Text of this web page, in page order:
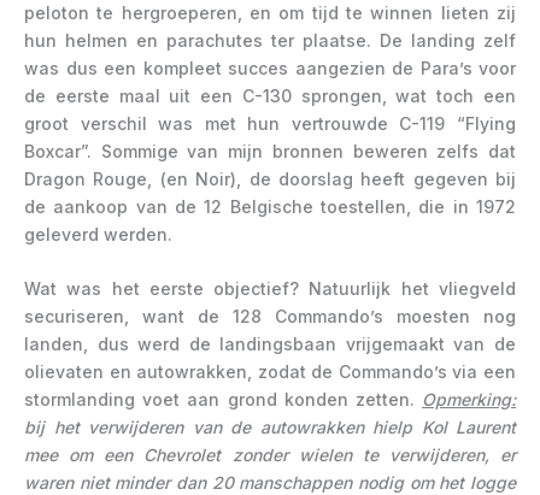
peloton te hergroeperen, en om tijd te winnen lieten zij
hun helmen en parachutes ter plaatse. De landing zelf
was dus een kompleet succes aangezien de Para’s voor
de eerste maal uit een C-130 sprongen, wat toch een
groot verschil was met hun vertrouwde C-119 “Flying
Boxcar”. Sommige van mijn bronnen beweren zelfs dat
Dragon Rouge, (en Noir), de doorslag heeft gegeven bij
de aankoop van de 12 Belgische toestellen, die in 1972
geleverd werden.
Wat was het eerste objectief? Natuurlijk het vliegveld
securiseren, want de 128 Commando’s moesten nog
landen, dus werd de landingsbaan vrijgemaakt van de
olievaten en autowrakken, zodat de Commando’s via een
stormlanding voet aan grond konden zetten. Opmerking:
bij het verwijderen van de autowrakken hielp Kol Laurent
mee om een Chevrolet zonder wielen te verwijderen, er
waren niet minder dan 20 manschappen nodig om het logge